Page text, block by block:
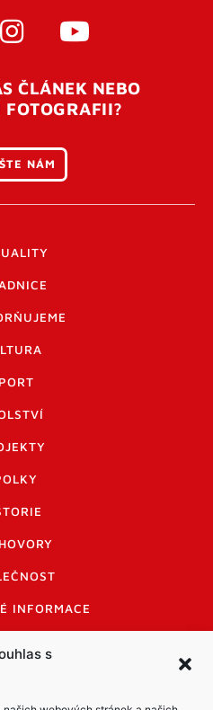
s
ČLÁNEK NEBO
NÁM
INFORMACE
DISKUTUJÍCÍCH
MANUÁL